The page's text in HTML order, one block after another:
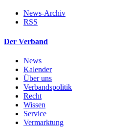
News-Archiv
RSS
Der Verband
News
Kalender
Über uns
Verbandspolitik
Recht
Wissen
Service
Vermarktung